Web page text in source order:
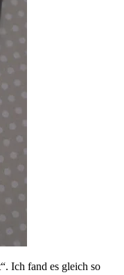
Ich fand es gleich so